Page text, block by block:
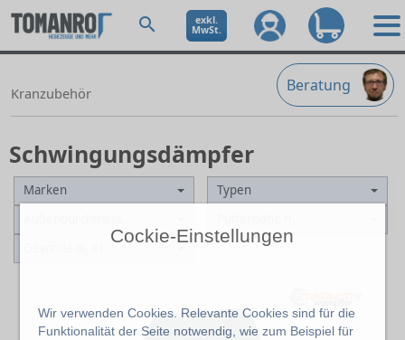
Cockie-Einstellungen
Wir verwenden Cookies. Relevante Cookies sind für die
Funktionalität der Seite notwendig, wie zum Beispiel für
exkl.
MwSt.
Beratung
Kranzubehör
Schwingungsdämpfer
Marken
Typen